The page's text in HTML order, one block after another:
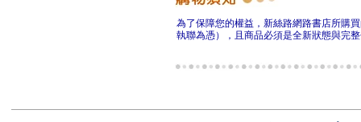
為了保障您的權益，新絲路網路書店所購
執聯為憑），且商品必須是全新狀態與完